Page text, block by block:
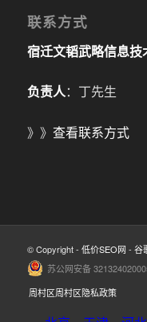
联系方式
宿迁文韬武略信息技
负责人：丁先生
》》 查看联系方式
© Copyright - 低价SEO网 - 谷
苏公网安备
周村区周村区隐私政策